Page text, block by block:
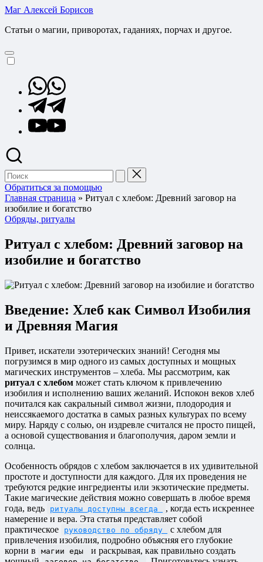
Перейти
содержимому
Маг Алексей Борисов
Статьи о магии, приворотах, гаданиях, порчах и другое.
Whatsapp
Telegram
YouTube
Поиск
для:
Обратиться за помощью
Главная страница » Ритуал с хлебом: Древний заговор на
изобилие и богатство
Опубликовано
Обряды, ритуалы
Ритуал с хлебом: Древний заговор на
изобилие и богатство
Введение: Хлеб как Символ Изобилия
и Древняя Магия
Привет, искатели эзотерических знаний! Сегодня мы
погрузимся в мир одного из самых доступных и мощных
магических инструментов – хлеба. Мы рассмотрим, как
ритуал с хлебом может стать ключом к привлечению
изобилия и исполнению ваших желаний. Испокон веков хлеб
почитался как сакральный символ жизни, плодородия и
неиссякаемого достатка в самых разных культурах по всему
миру. Наряду с солью, он издревле считался не просто пищей,
а основой существования и благополучия, даром земли и
солнца.
Особенность обрядов с хлебом заключается в их удивительной
простоте и доступности для каждого. Для их проведения не
требуются редкие ингредиенты или экзотические предметы.
Такие магические действия можно совершать в любое время
года, ведь
ритуалы доступны всегда
, когда есть искреннее
намерение и вера. Эта статья представляет собой
практическое
руководство по обряду
с хлебом для
привлечения изобилия, подробно объясняя его глубокие
корни в
магии еды
и раскрывая, как правильно создать